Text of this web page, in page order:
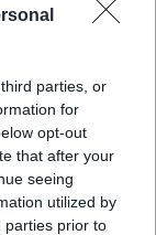
parties, or
for
opt-out
that after your
seeing
utilized by
parties prior to